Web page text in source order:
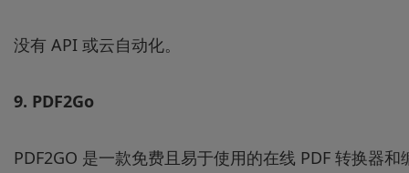
没有 API 或云自动化。
9. PDF2Go
PDF2GO 是一款免费且易于使用的在线 PDF 转换器和